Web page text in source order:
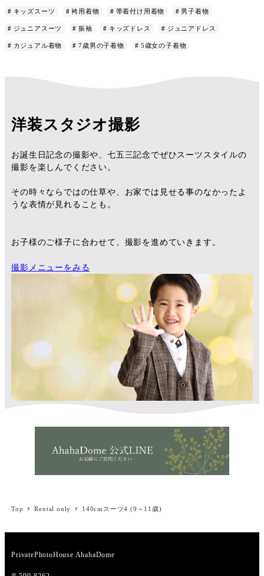
キッズスーツ 袴用着物 帯着付け用着物 男子着物
ジュニアスーツ 振袖 キッズドレス ジュニアドレス
カジュアル着物 7歳男の子着物 5歳女の子着物
洋装スタジオ撮影
お誕生日記念の撮影や、七五三記念でぜひスーツスタイルの
撮影を楽しんでください。
その時々ならではの仕草や、お家では見せる事のなかったよ
うな表情が見れることも。
お子様のご様子に合わせて、撮影を進めていきます。
撮影メニューをみる
Top Rental only 140cmスーツ4 (9～11歳)
PrivatePhotoHouse AhahaDome